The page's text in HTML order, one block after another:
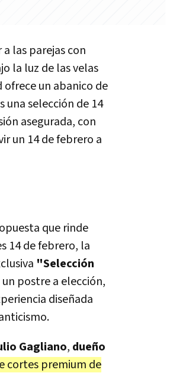
las parejas con
la luz de las velas
un abanico de
una selección de 14
asegurada, con
un 14 de febrero a
que rinde
14 de febrero, la
"Selección
postre a elección,
diseñada
Gagliano, dueño
cortes premium de